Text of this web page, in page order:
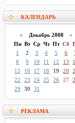
КАЛЕНДАРЬ
« Декабрь 2008 »
Пн Вт Ср Чт Пт Сб
1
2 3 4 5 6
8
9 10 11 12 13
15
16 17 18 19 20
22
23 24 25 26 27
29
30 31
РЕКЛАМА